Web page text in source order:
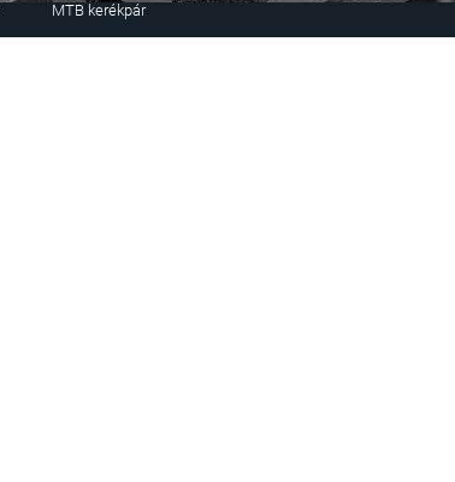
MTB kerékpár